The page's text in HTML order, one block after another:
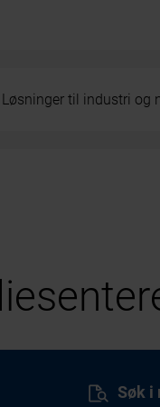
Løsninger til industri og
Søk i